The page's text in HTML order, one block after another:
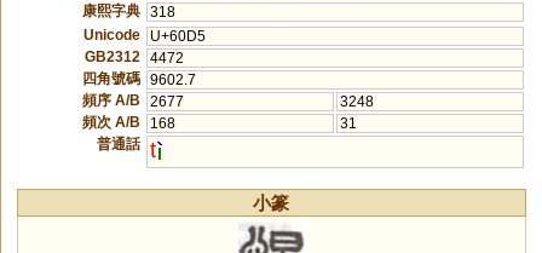
康熙字典 318
Unicode
U+60D5
GB2312
4472
四角號碼 9602.7
頻序 A/B
2677
3248
頻次 A/B
168
31
普通話 t
小篆